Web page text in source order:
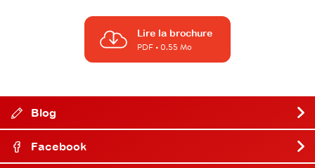
Lire la brochure
PDF• 0.55 Mo
Blog
Facebook